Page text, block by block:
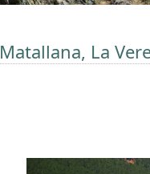
Matallana, La